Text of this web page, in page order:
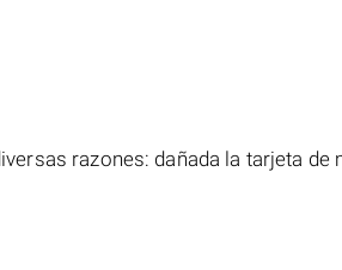
razones: dañada la tarjeta de